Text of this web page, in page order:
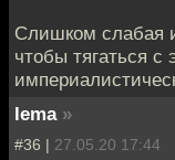
Слишком слабая
чтобы тягаться с
lema »
#36 | 27.05.20 17:44